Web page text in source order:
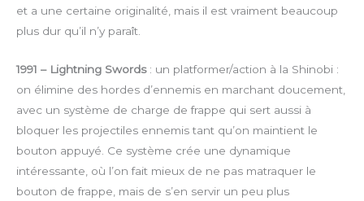
et a une certaine originalité, mais il est vraiment beaucoup
plus dur qu’il n’y paraît.
1991 – Lightning Swords: un platformer/action à la Shinobi :
on élimine des hordes d’ennemis en marchant doucement,
avec un système de charge de frappe qui sert aussi à
bloquer les projectiles ennemis tant qu’on maintient le
bouton appuyé. Ce système crée une dynamique
intéressante, où l’on fait mieux de ne pas matraquer le
bouton de frappe, mais de s’en servir un peu plus